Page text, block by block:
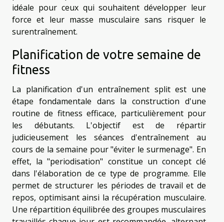
idéale pour ceux qui souhaitent développer leur
force et leur masse musculaire sans risquer le
surentraînement.
Planification de votre semaine de
fitness
La planification d'un entraînement split est une
étape fondamentale dans la construction d'une
routine de fitness efficace, particulièrement pour
les débutants. L'objectif est de répartir
judicieusement les séances d'entraînement au
cours de la semaine pour "éviter le surmenage". En
effet, la "periodisation" constitue un concept clé
dans l'élaboration de ce type de programme. Elle
permet de structurer les périodes de travail et de
repos, optimisant ainsi la récupération musculaire.
Une répartition équilibrée des groupes musculaires